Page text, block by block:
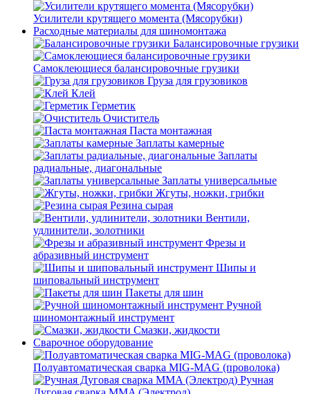
Усилители крутящего момента (Мясорубки)
Расходные материалы для шиномонтажа
Балансировочные грузики
Самоклеющиеся балансировочные грузики
Груза для грузовиков
Клей
Герметик
Очиститель
Паста монтажная
Заплаты камерные
Заплаты
радиальные, диагональные
Заплаты универсальные
Жгуты, ножки, грибки
Резина сырая
Вентили,
удлинители, золотники
Фрезы и
абразивный инструмент
Шипы и
шиповальный инструмент
Пакеты для шин
Ручной
шиномонтажный инструмент
Смазки, жидкости
Сварочное оборудование
Полуавтоматическая сварка MIG-MAG (проволока)
Ручная